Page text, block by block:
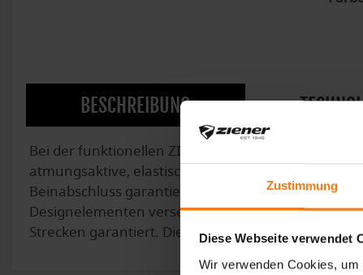
Zustimmung
Diese Webseite verwendet
Wir verwenden Cookies,
BESCHREIBUNG
Bei der funktionellen ZIENER Junior Fahrradtight
atmungsaktive, elastische Material bietet
Beinabschluss garantiert einen perfekten Halt.
Designelementen versehen. Das verwendete X-
Strecken garantiert. Die Innenbeinlänge beträgt